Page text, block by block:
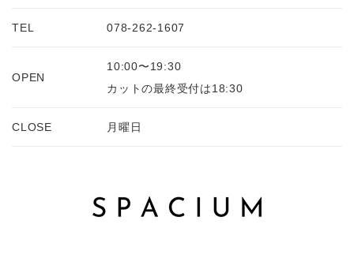
TEL 078-262-1607
OPEN
10:00〜19:30
カットの最終受付は18:30
CLOSE 月曜日